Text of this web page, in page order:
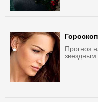
Прогноз
звездным